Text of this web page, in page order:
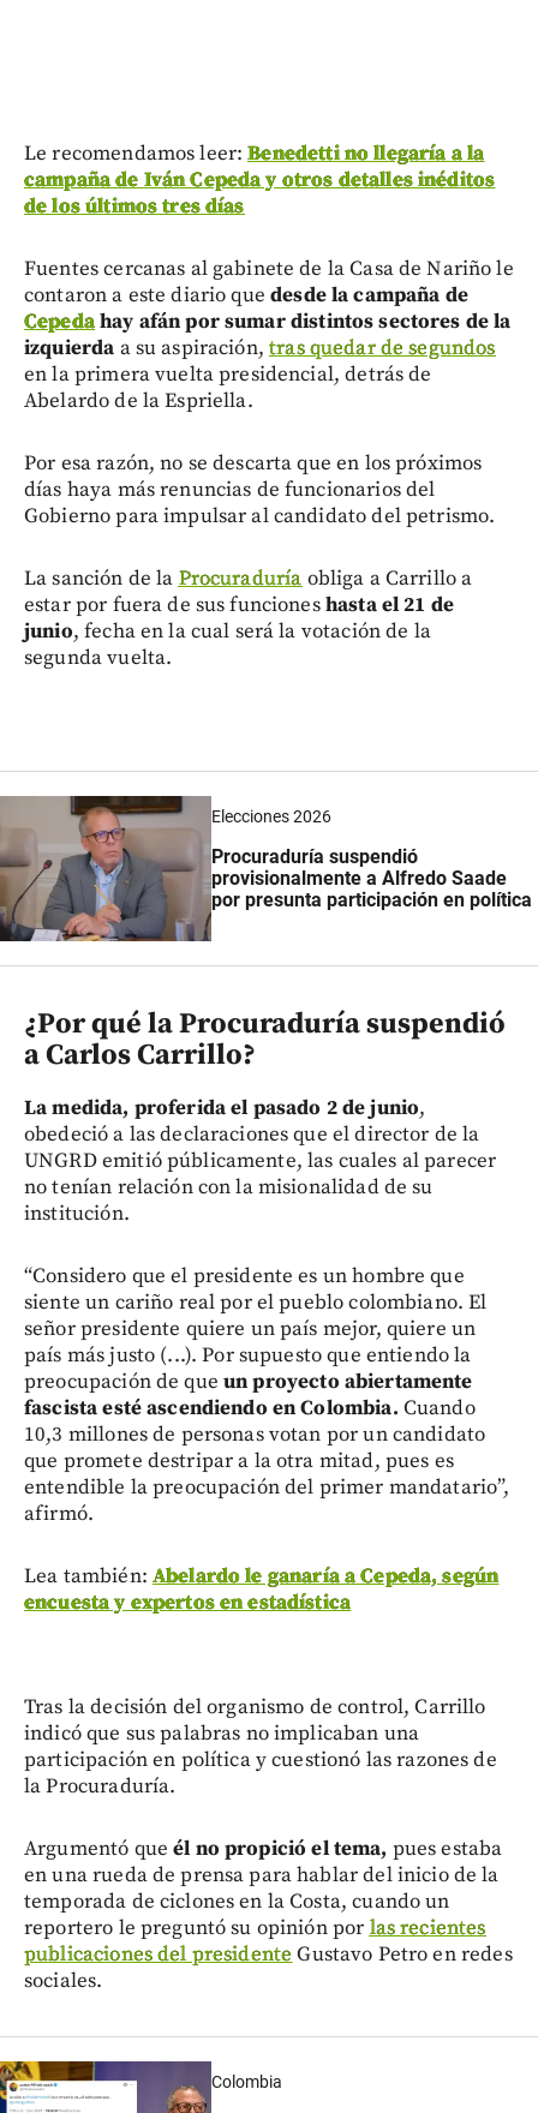
Le recomendamos leer:Benedetti no llegaría a la
campaña de Iván Cepeda y otros detalles inéditos
de los últimos tres días
Fuentes cercanas al gabinete de la Casa de Nariño le
contaron a este diario quedesde la campaña de
Cepedahay afán porsumar distintos sectores de la
izquierda a su aspiración,tras quedar de segundos
en la primera vuelta presidencial, detrás de
Abelardo de la Espriella.
Por esa razón, no se descarta que en los próximos
días haya más renuncias de funcionarios del
Gobierno para impulsar al candidato del petrismo.
La sanción de la Procuraduría obliga a Carrillo a
estar por fuera de sus funcioneshasta el 21 de
junio, fecha en la cual será la votación de la
segunda vuelta.
Elecciones 2026
Procuraduría suspendió
provisionalmente a Alfredo Saade
por presunta participación en política
¿Por qué la Procuraduría suspendió
a Carlos Carrillo?
La medida, proferida el pasado 2 de junio,
obedeció a las declaraciones que el director de la
UNGRD emitió públicamente, las cuales al parecer
no tenían relación con la misionalidad de su
institución.
“Considero que el presidente es un hombre que
siente un cariño real por el pueblo colombiano. El
señor presidente quiere un país mejor, quiere un
país más justo (...). Por supuesto que entiendo la
preocupación de que un proyecto abiertamente
fascista esté ascendiendo en Colombia. Cuando
10,3 millones de personas votan por un candidato
que promete destripar a la otra mitad, pues es
entendible la preocupación del primer mandatario”,
afirmó.
Lea también: Abelardo le ganaría a Cepeda, según
encuesta y expertos en estadística
Tras la decisión del organismo de control, Carrillo
indicó que sus palabras no implicaban una
participación en política y cuestionó las razones de
la Procuraduría.
Argumentó que él no propició el tema, pues estaba
en una rueda de prensa para hablar del inicio de la
temporada de ciclones en la Costa, cuando un
reportero le preguntó su opinión por las recientes
publicaciones del presidente Gustavo Petro en redes
sociales.
Colombia